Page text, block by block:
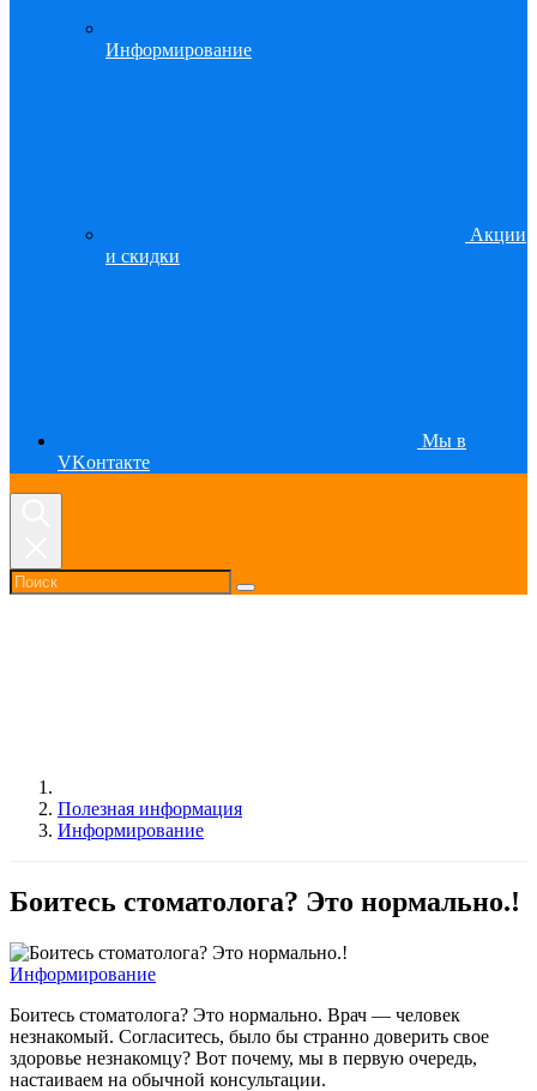
Информирование
Акции
и скидки
Мы в
VKонтакте
Полезная информация
Информирование
​Боитесь стоматолога? Это нормально.!
Информирование
Боитесь стоматолога? Это нормально. Врач — человек
незнакомый. Согласитесь, было бы странно доверить свое
здоровье незнакомцу? Вот почему, мы в первую очередь,
настаиваем на обычной консультации.